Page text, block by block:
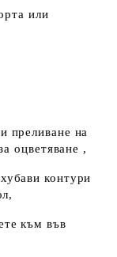
или
преливане на
оцветяване ,
контури
към във